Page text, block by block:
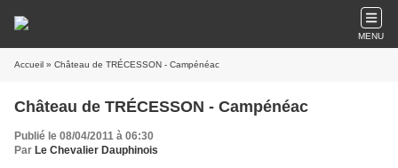
MENU
Accueil » Château de TRÉCESSON - Campénéac
Château de TRÉCESSON - Campénéac
Publié le 08/04/2011 à 06:30
Par Le Chevalier Dauphinois